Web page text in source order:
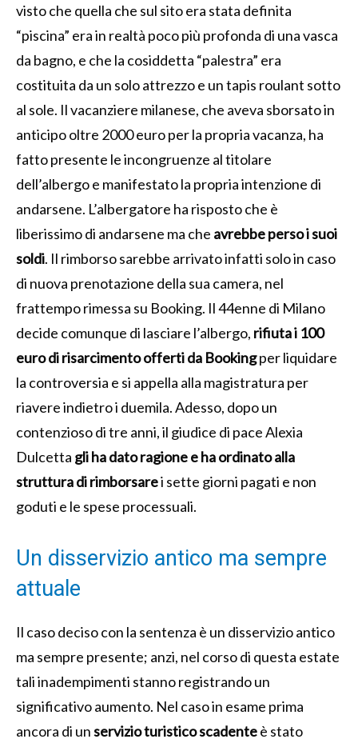
visto che quella che sul sito era stata definita
“piscina” era in realtà poco più profonda di una vasca
da bagno, e che la cosiddetta “palestra” era
costituita da un solo attrezzo e un tapis roulant sotto
al sole. Il vacanziere milanese, che aveva sborsato in
anticipo oltre 2000 euro per la propria vacanza, ha
fatto presente le incongruenze al titolare
dell’albergo e manifestato la propria intenzione di
andarsene. L’albergatore ha risposto che è
liberissimo di andarsene ma che avrebbe perso i suoi
soldi. Il rimborso sarebbe arrivato infatti solo in caso
di nuova prenotazione della sua camera, nel
frattempo rimessa su Booking. Il 44enne di Milano
decide comunque di lasciare l’albergo, rifiuta i 100
euro di risarcimento offerti da Bookingper liquidare
la controversia e si appella alla magistratura per
riavere indietro i duemila. Adesso, dopo un
contenzioso di tre anni, il giudice di pace Alexia
Dulcetta gli ha dato ragione e ha ordinato alla
struttura di rimborsarei sette giorni pagati e non
goduti e le spese processuali.
Un disservizio antico ma sempre
attuale
Il caso deciso con la sentenza è un disservizio antico
ma sempre presente; anzi, nel corso di questa estate
tali inadempimenti stanno registrando un
significativo aumento. Nel caso in esame prima
ancora di unservizio turistico scadenteè stato